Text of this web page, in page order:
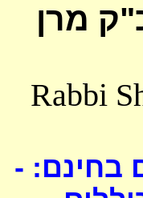
מרן
Rabbi
בחינם: -